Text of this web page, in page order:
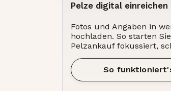
Pelze digital einreichen
Fotos und Angaben in
hochladen. So starten
Pelzankauf fokussiert,
So